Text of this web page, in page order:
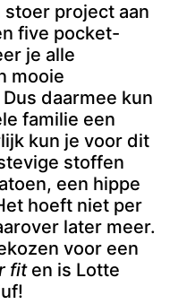
stoer project aan
five pocket-
je alle
mooie
daarmee kun
familie een
kun je voor dit
stoffen
een hippe
hoeft niet per
later meer.
voor een
fiten is Lotte